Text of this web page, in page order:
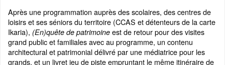
Après une programmation auprès des scolaires, des centres de
loisirs et ses séniors du territoire (CCAS et détenteurs de la carte
Ikaria), (En)quête de patrimoine est de retour pour des visites
grand public et familiales avec au programme, un contenu
architectural et patrimonial délivré par une médiatrice pour les
grands, et un livret jeu de piste empruntant le même itinéraire de